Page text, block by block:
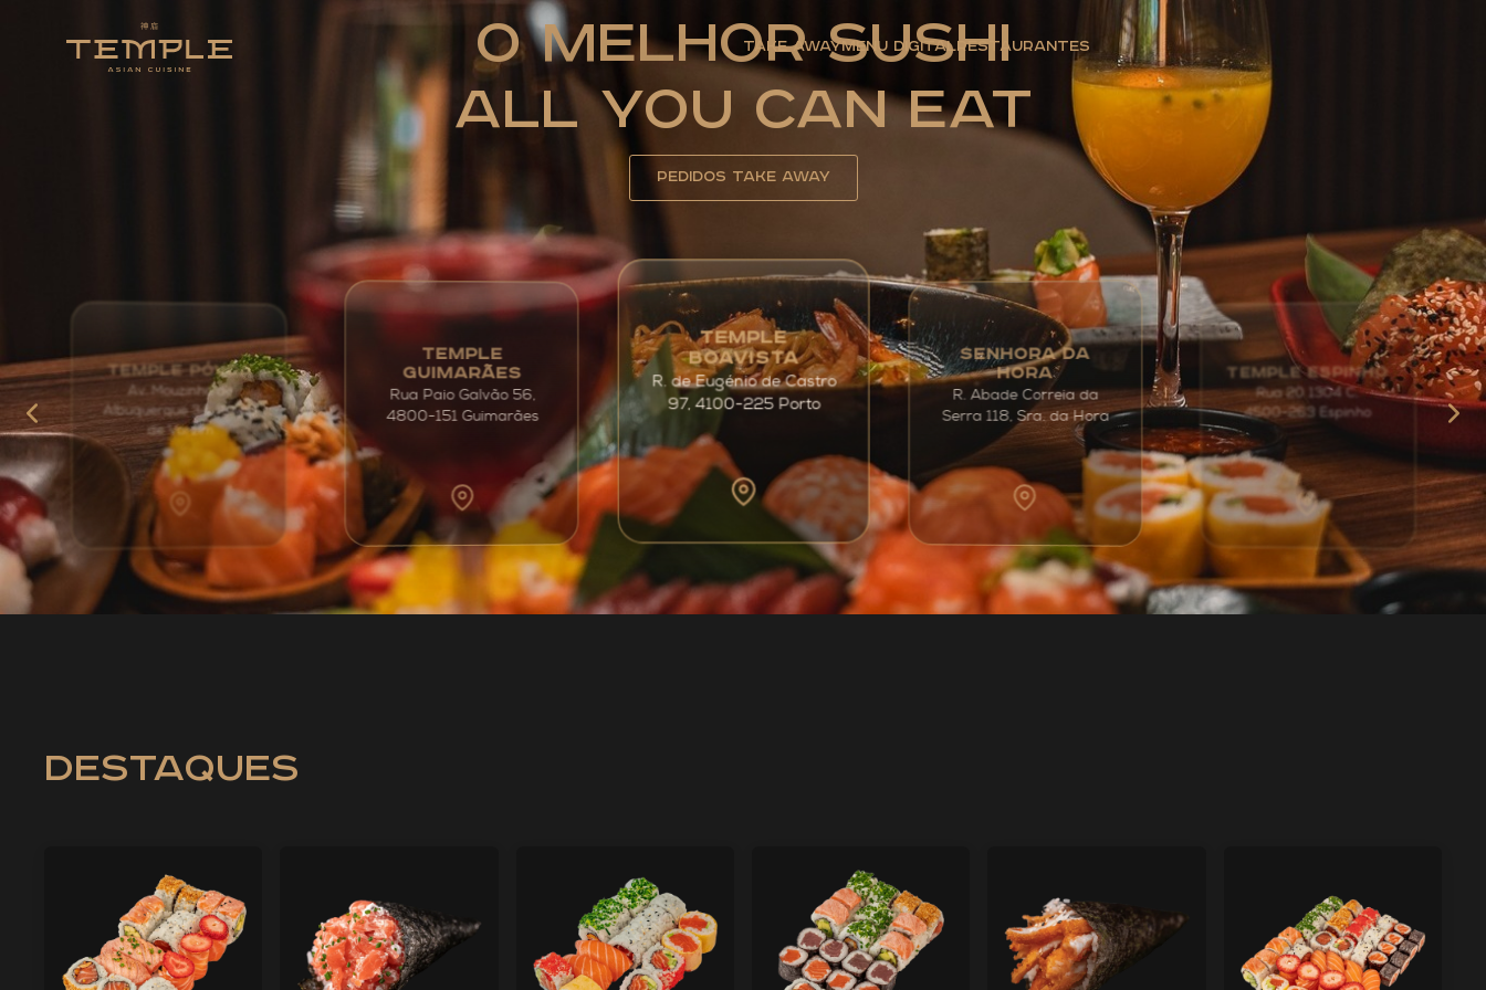
Take AwayMenu Digital Restaurantes
O Melhor Sushi
All You Can Eat
Pedidos Take away
TEMPLE PÓVOA
Av. Mouzinho de
Albuquerque 34, Póvoa
de Varzim
TEMPLE
GUIMARÃES
Rua Paio Galvão 56,
4800-151 Guimarães
TEMPLE
BOAVISTA
R. de Eugénio de Castro
97, 4100-225 Porto
SENHORA DA
HORA
R. Abade Correia da
Serra 118, Sra. da Hora
TEMPLE ESPINHO
Rua 20 1304 C,
4500-263 Espinho
destaques